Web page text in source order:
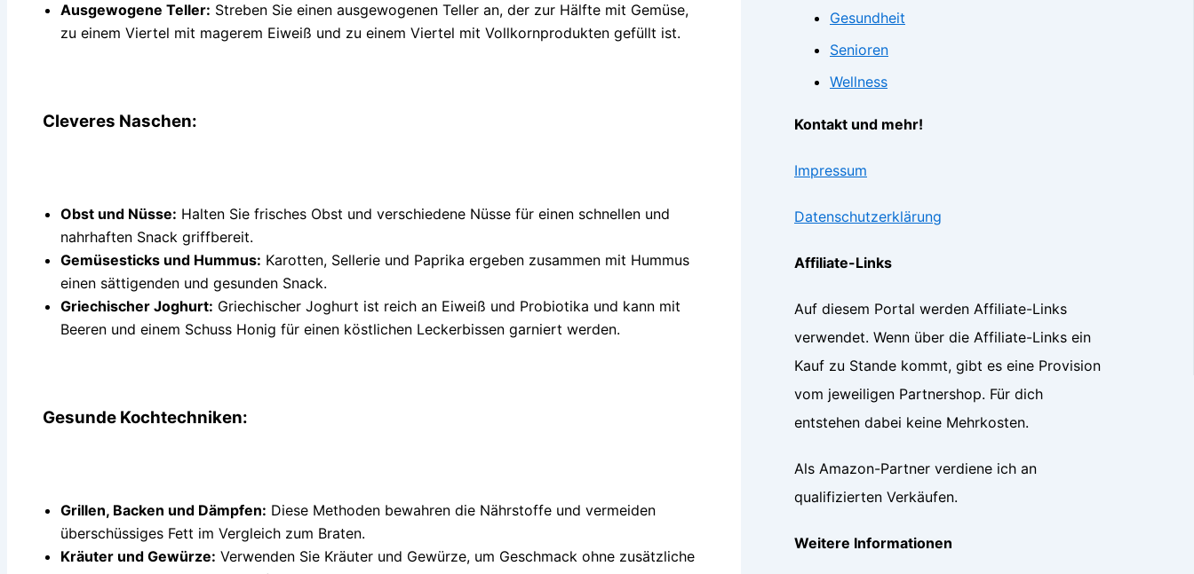
Ausgewogene Teller: Streben Sie einen ausgewogenen Teller an, der zur Hälfte mit Gemüse,
zu einem Viertel mit magerem Eiweiß und zu einem Viertel mit Vollkornprodukten gefüllt ist.
Cleveres Naschen:
Obst und Nüsse: Halten Sie frisches Obst und verschiedene Nüsse für einen schnellen und
nahrhaften Snack griffbereit.
Gemüsesticks und Hummus: Karotten, Sellerie und Paprika ergeben zusammen mit Hummus
einen sättigenden und gesunden Snack.
Griechischer Joghurt: Griechischer Joghurt ist reich an Eiweiß und Probiotika und kann mit
Beeren und einem Schuss Honig für einen köstlichen Leckerbissen garniert werden.
Gesunde Kochtechniken:
Grillen, Backen und Dämpfen: Diese Methoden bewahren die Nährstoffe und vermeiden
überschüssiges Fett im Vergleich zum Braten.
Kräuter und Gewürze: Verwenden Sie Kräuter und Gewürze, um Geschmack ohne zusätzliche
Gesundheit
Senioren
Wellness
Kontakt und mehr!
Impressum
Datenschutzerklärung
Affiliate-Links
Auf diesem Portal werden Affiliate-Links
verwendet. Wenn über die Affiliate-Links ein
Kauf zu Stande kommt, gibt es eine Provision
vom jeweiligen Partnershop. Für dich
entstehen dabei keine Mehrkosten.
Als Amazon-Partner verdiene ich an
qualifizierten Verkäufen.
Weitere Informationen